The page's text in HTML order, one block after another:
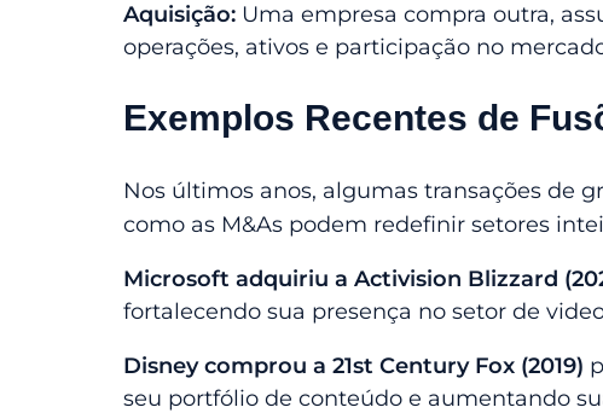
Aquisição: Uma empresa compra outra,
operações, ativos e participação no
Exemplos Recentes de
Nos últimos anos, algumas transações de
como as M&As podem redefinir setores
Microsoft adquiriu a Activision Blizzard
fortalecendo sua presença no setor de
Disney comprou a 21st Century Fox (2019)
seu portfólio de conteúdo e aumentando